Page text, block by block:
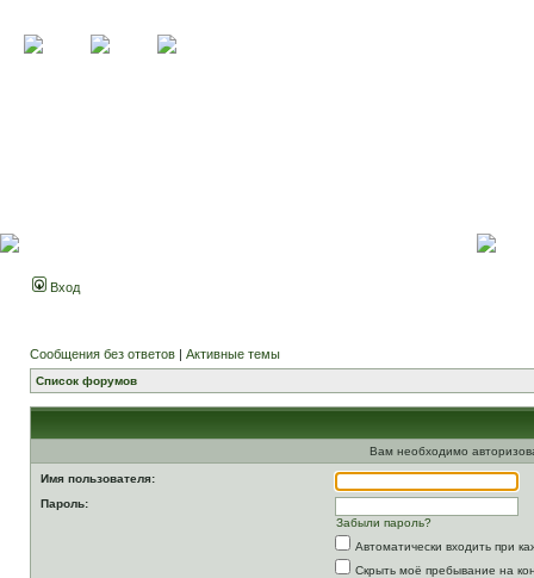
Вход
Сообщения без ответов | Активные темы
Список форумов
Вам необходимо
Имя пользователя:
Пароль:
Забыли пароль?
Автоматически входить при
Скрыть моё пребывание на